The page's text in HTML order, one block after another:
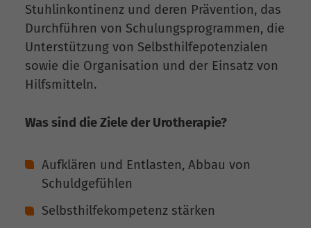
Stuhlinkontinenz und deren Prävention, das
Durchführen von Schulungsprogrammen, die
Unterstützung von Selbsthilfepotenzialen
sowie die Organisation und der Einsatz von
Hilfsmitteln.
Was sind die Ziele der Urotherapie?
Aufklären und Entlasten, Abbau von
Schuldgefühlen
Selbsthilfekompetenz stärken